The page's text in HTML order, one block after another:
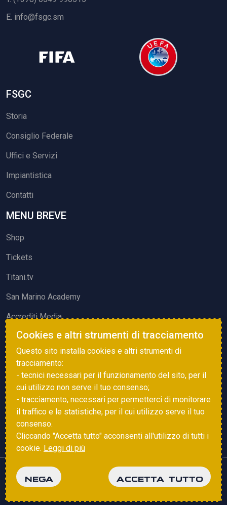
E. info@fsgc.sm
FSGC
Storia
Consiglio Federale
Uffici e Servizi
Impiantistica
Contatti
MENU BREVE
Shop
Tickets
Titani.tv
San Marino Academy
Accrediti Media
ATTIVITÀ ED EVENTI
Squadre di Calcio
Associazione Sammarinese Arbitri
Vota gol e parata
Copyright © 2025 FSGC. Tutti i diritti riservati
Cookies e altri strumenti di tracciamento
Questo sito installa cookies e altri strumenti di
tracciamento:
- tecnici necessari per il funzionamento del sito, per il
cui utilizzo non serve il tuo consenso;
- tracciamento, necessari per permetterci di monitorare
il traffico e le statistiche, per il cui utilizzo serve il tuo
consenso.
Cliccando "Accetta tutto" acconsenti all'utilizzo di tutti i
cookie. Leggi di più
NEGA ACCETTA TUTTO